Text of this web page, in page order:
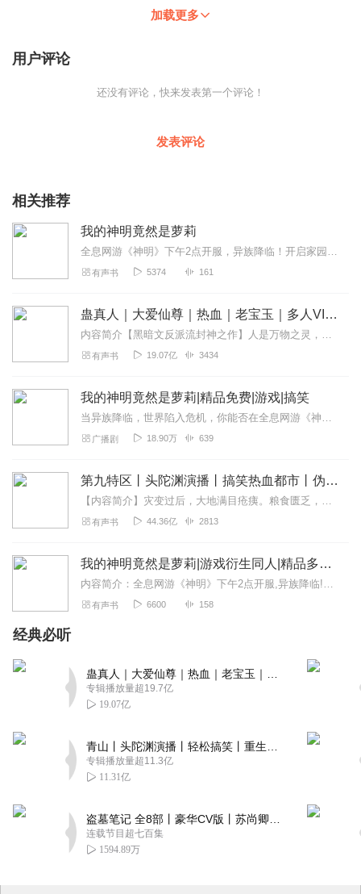
加载更多
用户评论
还没有评论，快来发表第一个评论！
发表评论
相关推荐
我的神明竟然是萝莉
全息网游《神明》下午2点开服，异族降临！开启家园之战！人人可获得神明培养，对抗异族！“叮，恭喜宿主获得神级神明九命猫。”“带领你的专属神明征服星辰大海！”...
有声书 5374 161
蛊真人｜大爱仙尊｜热血｜老宝玉｜多人VIP免费有声剧
内容简介【黑暗文反派流封神之作】人是万物之灵，蛊是天地真精。一个穿越者不断重生的故事。一个养蛊、炼蛊、用蛊的奇特世界。配音组（男角色）老宝玉旁白...
有声书 19.07亿 3434
我的神明竟然是萝莉|精品免费|游戏|搞笑
当异族降临，世界陷入危机，你能否在全息网游《神明》中扭转乾坤？本以为会召唤出强大的神明，却没想到是个软萌萝莉。别小看她，她有着超乎想象的能量！在充满未知与挑战的...
广播剧 18.90万 639
第九特区丨头陀渊演播丨搞笑热血都市丨伪戒丨VIP免费多人有声剧
【内容简介】灾变过后，大地满目疮痍。粮食匮乏，资源紧俏，局势混乱……一位从待规划区杀出来的青年，背对着漫天黄沙，孤身来到九区谋生，却不曾想偶然结识三五好友，一念...
有声书 44.36亿 2813
我的神明竟然是萝莉|游戏衍生同人|精品多播剧|白糖
内容简介：全息网游《神明》下午2点开服,异族降临!开启家园之战!人人可获得神明培养,对抗异族!“叮,恭喜宿主获得神级神明九命猫。”“带领你的专属神明征服星辰大海...
有声书 6600 158
经典必听
专辑播放量超19.7亿
19.07亿
专辑播放量超11.3亿
11.31亿
连载节目超七百集
1594.89万